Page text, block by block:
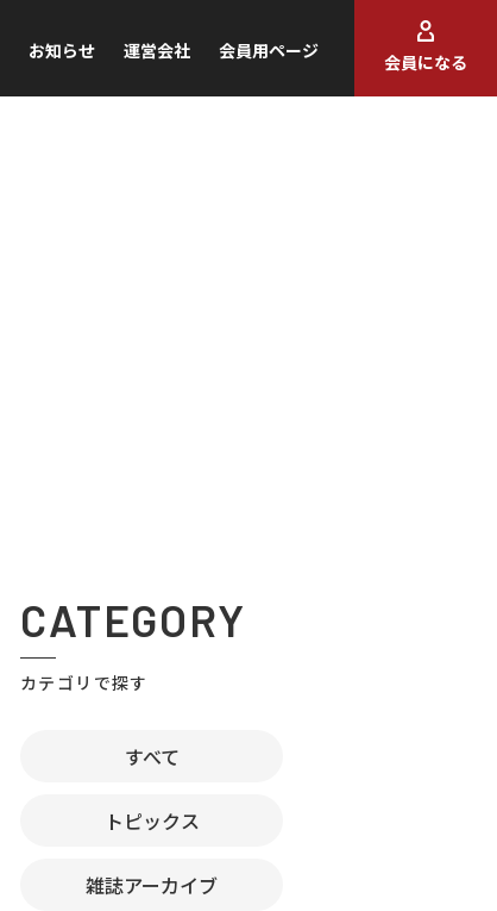
お知らせ 運営会社 会員用ページ
会員になる
CATEGORY
カテゴリで探す
すべて
トピックス
雑誌アーカイブ